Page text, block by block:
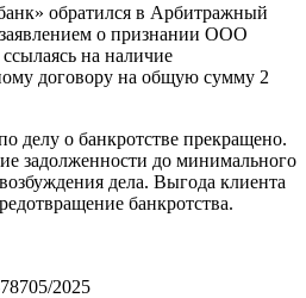
обратился в Арбитражный
о признании ООО
на наличие
договору на общую сумму 2
делу о банкротстве прекращено.
задолженности до минимального
дела. Выгода клиента
банкротства.
2025